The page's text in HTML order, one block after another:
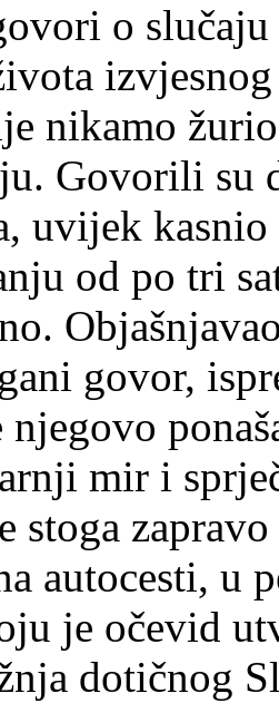
o
nikamo
Govorili su
uvijek
od po tri
govor,
njegovo
mir i
stoga
autocesti, u
je očevid
dotičnog